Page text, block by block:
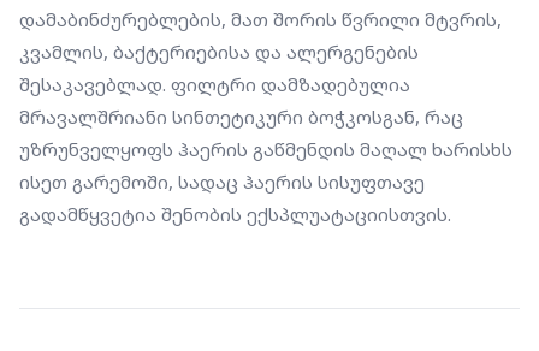
დამაბინძურებლების, მათ შორის წვრილი მტვრის,
კვამლის, ბაქტერიებისა და ალერგენების
შესაკავებლად. ფილტრი დამზადებულია
მრავალშრიანი სინთეტიკური ბოჭკოსგან, რაც
უზრუნველყოფს ჰაერის გაწმენდის მაღალ ხარისხს
ისეთ გარემოში, სადაც ჰაერის სისუფთავე
გადამწყვეტია შენობის ექსპლუატაციისთვის.